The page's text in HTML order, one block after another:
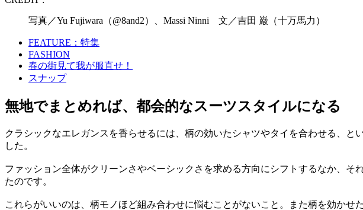
写真／Yu Fujiwara（@8and2）、Massi Ninni 文／吉田 巌（十万馬力）
FEATURE：特集
FASHION
春の街見て我が服直せ！
スナップ
無地でまとめれば、都会的なスーツスタイルになる
クラシックなエレガンスを香らせるには、柄の効いたシャツやタイを合わせる、
した。
ファッション全体がクリーンさやベーシックさを求める方向にシフトするなか、
たのです。
これらがいいのは、柄モノほど組み合わせに悩むことがないこと。また柄を効か